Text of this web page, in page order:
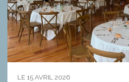
LE 15 AVRIL 2026